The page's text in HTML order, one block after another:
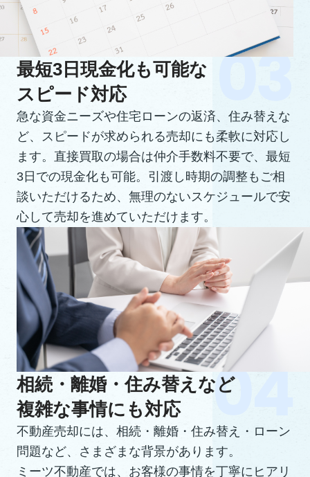
最短3日現金化も可能な
スピード対応
急な資金ニーズや住宅ローンの返済、住み替えな
ど、スピードが求められる売却にも柔軟に対応し
ます。直接買取の場合は仲介手数料不要で、最短
3日での現金化も可能。引渡し時期の調整もご相
談いただけるため、無理のないスケジュールで安
心して売却を進めていただけます。
相続・離婚・住み替えなど
複雑な事情にも対応
不動産売却には、相続・離婚・住み替え・ローン
問題など、さまざまな背景があります。
ミーツ不動産では、お客様の事情を丁寧にヒアリ